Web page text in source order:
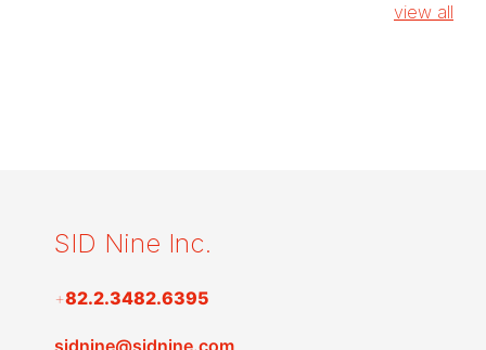
view all
SID Nine Inc.
+82.2.3482.6395
sidnine@sidnine.com